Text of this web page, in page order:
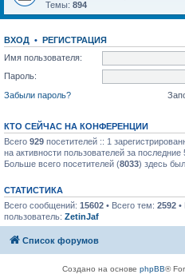
Темы: 894
ВХОД • РЕГИСТРАЦИЯ
Имя пользователя:
Пароль:
Забыли пароль?
КТО СЕЙЧАС НА КОНФЕРЕНЦИИ
Всего 929 посетителей :: 1
на активности пользователей за последние
Больше всего посетителей (8033) здесь
СТАТИСТИКА
Всего сообщений: 15602 • Всего тем: 2592 •
пользователь: ZetinJaf
Список форумов
Создано на основе phpBB®